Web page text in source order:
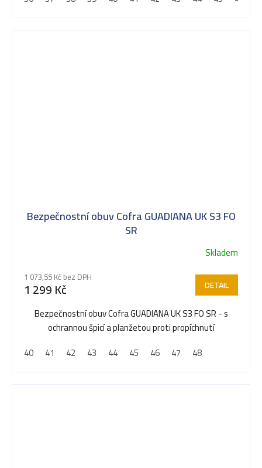
Bezpečnostní obuv Cofra GUADIANA UK S3 FO
SR
Skladem
1 073,55 Kč bez DPH
1 299 Kč DETAIL
Bezpečnostní obuv Cofra GUADIANA UK S3 FO SR - s
ochrannou špicí a planžetou proti propíchnutí
40
41 42 43 44 45 46 47 48